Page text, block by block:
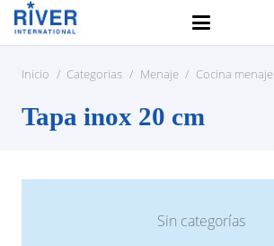
Inicio / Categorias / Menaje / Cocina menaje
Tapa inox 20 cm
Sin categorías